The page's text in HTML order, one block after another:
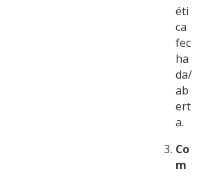
éti
ca
fec
ha
da/
ab
ert
a.
Co
m